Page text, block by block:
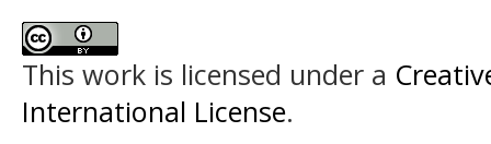
This work is licensed under a
International License.